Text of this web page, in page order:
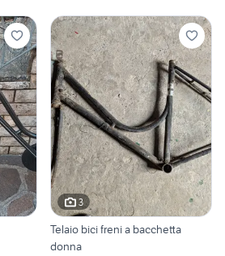
3
Telaio bici freni a bacchetta
donna